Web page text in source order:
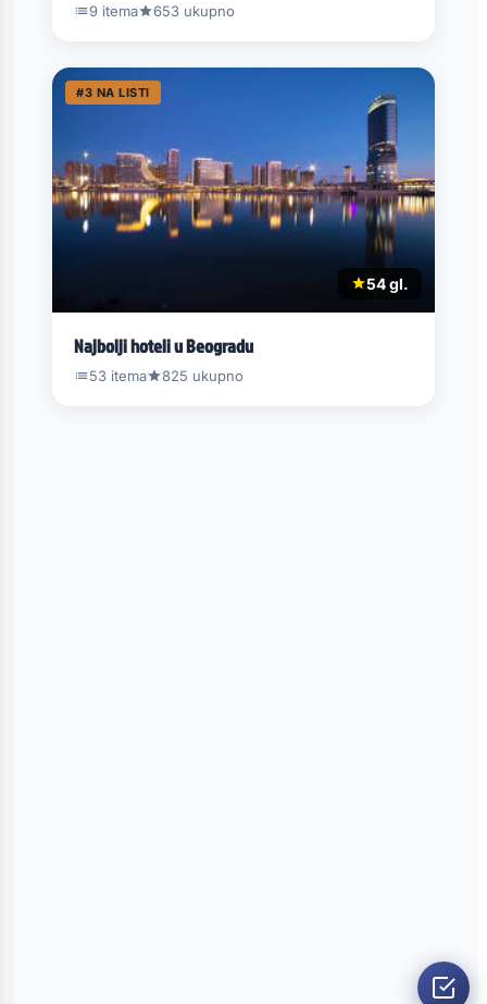
9 itema 653 ukupno
#3 NA LISTI
54 gl.
Najbolji hoteli u Beogradu
53 itema 825 ukupno